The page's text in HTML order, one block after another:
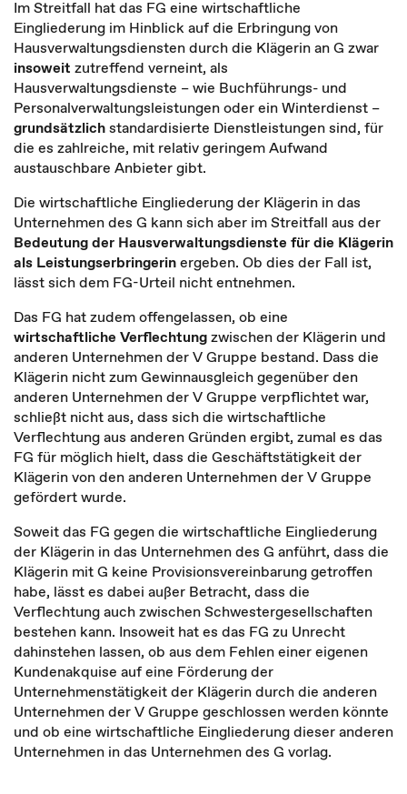
Im Streitfall hat das FG eine wirtschaftliche
Eingliederung im Hinblick auf die Erbringung von
Hausverwaltungsdiensten durch die Klägerin an G zwar
insoweit zutreffend verneint, als
Hausverwaltungsdienste – wie Buchführungs- und
Personalverwaltungsleistungen oder ein Winterdienst –
grundsätzlichstandardisierte Dienstleistungen sind, für
die es zahlreiche, mit relativ geringem Aufwand
austauschbare Anbieter gibt.
Die wirtschaftliche Eingliederung der Klägerin in das
Unternehmen des G kann sich aber im Streitfall aus der
Bedeutung der Hausverwaltungsdienste für die Klägerin
als Leistungserbringerinergeben. Ob dies der Fall ist,
lässt sich dem FG-Urteil nicht entnehmen.
Das FG hat zudem offengelassen, ob eine
wirtschaftliche Verflechtungzwischen der Klägerin und
anderen Unternehmen der V Gruppe bestand. Dass die
Klägerin nicht zum Gewinnausgleich gegenüber den
anderen Unternehmen der V Gruppe verpflichtet war,
schließt nicht aus, dass sich die wirtschaftliche
Verflechtung aus anderen Gründen ergibt, zumal es das
FG für möglich hielt, dass die Geschäftstätigkeit der
Klägerin von den anderen Unternehmen der V Gruppe
gefördert wurde.
Soweit das FG gegen die wirtschaftliche Eingliederung
der Klägerin in das Unternehmen des G anführt, dass die
Klägerin mit G keine Provisionsvereinbarung getroffen
habe, lässt es dabei außer Betracht, dass die
Verflechtung auch zwischen Schwestergesellschaften
bestehen kann. Insoweit hat es das FG zu Unrecht
dahinstehen lassen, ob aus dem Fehlen einer eigenen
Kundenakquise auf eine Förderung der
Unternehmenstätigkeit der Klägerin durch die anderen
Unternehmen der V Gruppe geschlossen werden könnte
und ob eine wirtschaftliche Eingliederung dieser anderen
Unternehmen in das Unternehmen des G vorlag.